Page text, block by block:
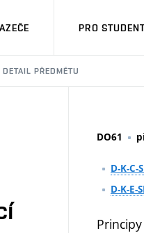
PRO
DETAIL PŘEDMĚTU
DO61
D-K-C-
D-K-E-